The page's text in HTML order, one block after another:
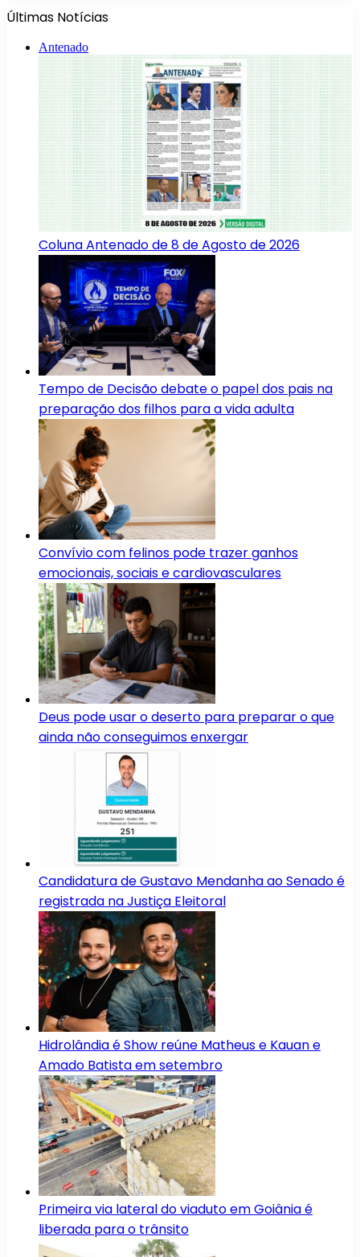
Últimas Notícias
Antenado
Coluna Antenado de 8 de Agosto de 2026
Tempo de Decisão debate o papel dos pais na
preparação dos filhos para a vida adulta
Convívio com felinos pode trazer ganhos
emocionais, sociais e cardiovasculares
Deus pode usar o deserto para preparar o que
ainda não conseguimos enxergar
Candidatura de Gustavo Mendanha ao Senado é
registrada na Justiça Eleitoral
Hidrolândia é Show reúne Matheus e Kauan e
Amado Batista em setembro
Primeira via lateral do viaduto em Goiânia é
liberada para o trânsito